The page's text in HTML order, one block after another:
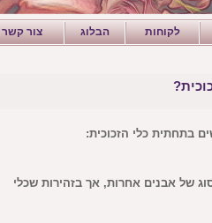
לקוחות הבלוג צור קשר
בתחתית כלי הזכוכית:
של אבנים אחרות, אך בזהירות שכלי